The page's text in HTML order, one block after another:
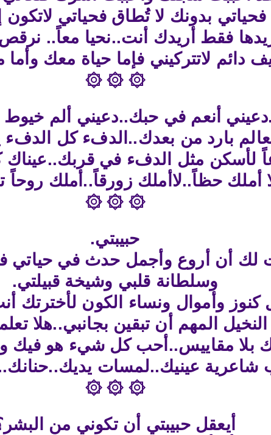
بدونك لا تُطاق فحياتي لاتكون
فقط أريدك أنت..نحيا معاً..
دائم لاتتركيني فإما حياة معك
۞ ۞ ۞
أنعم في حبك..دعيني ألم
بارد من بعدك..الدفء كل
لأسكن مثل الدفء في قربك..عيناك
أملك حظاً..لاأملك زورقاً..أملك
۞ ۞ ۞
حبيبتي.
لك أن أروع وأجمل حدث في حياتي
وسلطانة قلبي وشيخة قبيلتي.
كنوز وأموال ونساء الكون
المهم أن تبقين بجانبي..هلا
بلا مقاييس..أحب كل شيء هو
شاعرية عينيك..لمسات
۞ ۞ ۞
أيعقل حبيبتي أن تكوني من